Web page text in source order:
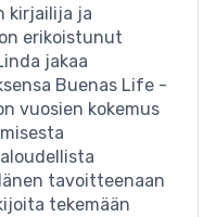
kirjailija ja
erikoistunut
jakaa
Buenas Life -
vuosien kokemus
tavoitteenaan
tekemään